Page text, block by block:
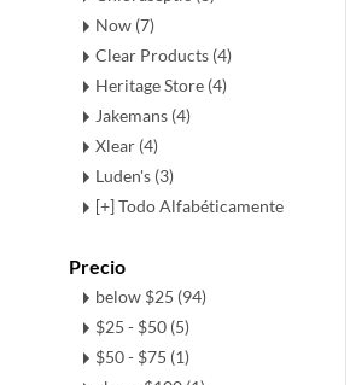
Now (7)
Clear Products (4)
Heritage Store (4)
Jakemans (4)
Xlear (4)
Luden's (3)
[+] Todo Alfabéticamente
Precio
below $25 (94)
$25 - $50 (5)
$50 - $75 (1)